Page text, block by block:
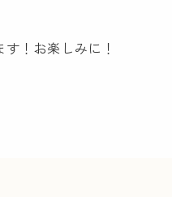
！お楽しみに！